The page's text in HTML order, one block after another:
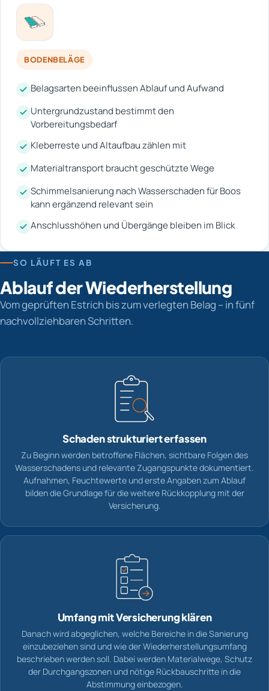
BODENBELÄGE
Belagsarten beeinflussen Ablauf und Aufwand
Untergrundzustand bestimmt den
Vorbereitungsbedarf
Kleberreste und Altaufbau zählen mit
Materialtransport braucht geschützte Wege
Schimmelsanierung nach Wasserschaden für Boos
kann ergänzend relevant sein
Anschlusshöhen und Übergänge bleiben im Blick
SO LÄUFT ES AB
Ablauf der Wiederherstellung
Vom geprüften Estrich bis zum verlegten Belag – in fünf
nachvollziehbaren Schritten.
Schaden strukturiert erfassen
Zu Beginn werden betroffene Flächen, sichtbare Folgen des
Wasserschadens und relevante Zugangspunkte dokumentiert.
Aufnahmen, Feuchtewerte und erste Angaben zum Ablauf
bilden die Grundlage für die weitere Rückkopplung mit der
Versicherung.
Umfang mit Versicherung klären
Danach wird abgeglichen, welche Bereiche in die Sanierung
einzubeziehen sind und wie der Wiederherstellungsumfang
beschrieben werden soll. Dabei werden Materialwege, Schutz
der Durchgangszonen und nötige Rückbauschritte in die
Abstimmung einbezogen.